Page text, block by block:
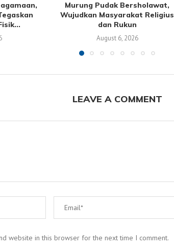
Murung Pudak Bersholawat,
Wujudkan Masyarakat Religius
dan Rukun
August 6, 2026
LEAVE A COMMENT
website in this browser for the next time I comment.